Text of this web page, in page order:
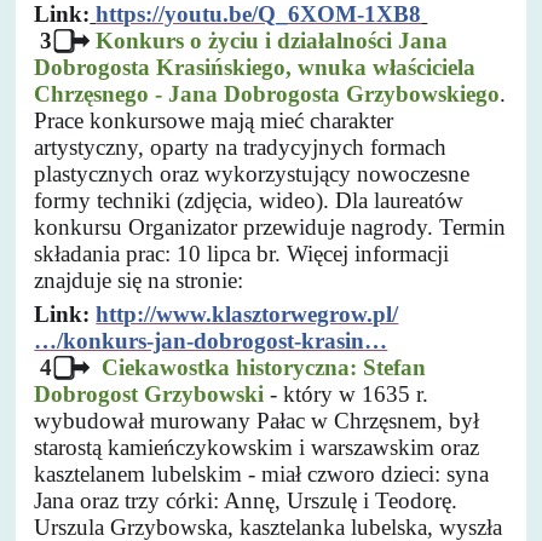
Link: https://youtu.be/Q_6XOM-1XB8
3➡ Konkurs o życiu i działalności Jana
Dobrogosta Krasińskiego, wnuka właściciela
Chrzęsnego - Jana Dobrogosta Grzybowskiego.
Prace konkursowe mają mieć charakter
artystyczny, oparty na tradycyjnych formach
plastycznych oraz wykorzystujący nowoczesne
formy techniki (zdjęcia, wideo). Dla laureatów
konkursu Organizator przewiduje nagrody. Termin
składania prac: 10 lipca br. Więcej informacji
znajduje się na stronie:
Link: http://www.klasztorwegrow.pl/
…/konkurs-jan-dobrogost-krasin…
4
➡ Ciekawostka historyczna: Stefan
Dobrogost Grzybowski - który w 1635 r.
wybudował murowany Pałac w Chrzęsnem, był
starostą kamieńczykowskim i warszawskim oraz
kasztelanem lubelskim - miał czworo dzieci: syna
Jana oraz trzy córki: Annę, Urszulę i Teodorę.
Urszula Grzybowska, kasztelanka lubelska, wyszła